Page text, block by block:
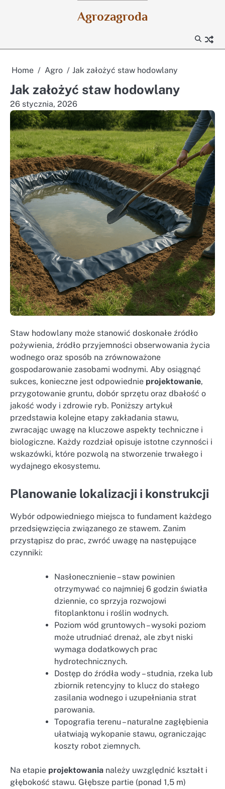
Agrozagroda
Home Agro Jak założyć staw hodowlany
Jak założyć staw hodowlany
26 stycznia, 2026
Staw hodowlany może stanowić doskonałe źródło
pożywienia, źródło przyjemności obserwowania życia
wodnego oraz sposób na zrównoważone
gospodarowanie zasobami wodnymi. Aby osiągnąć
sukces, konieczne jest odpowiednie projektowanie,
przygotowanie gruntu, dobór sprzętu oraz dbałość o
jakość wody i zdrowie ryb. Poniższy artykuł
przedstawia kolejne etapy zakładania stawu,
zwracając uwagę na kluczowe aspekty techniczne i
biologiczne. Każdy rozdział opisuje istotne czynności i
wskazówki, które pozwolą na stworzenie trwałego i
wydajnego ekosystemu.
Planowanie lokalizacji i konstrukcji
Wybór odpowiedniego miejsca to fundament każdego
przedsięwzięcia związanego ze stawem. Zanim
przystąpisz do prac, zwróć uwagę na następujące
czynniki:
Nasłonecznienie – staw powinien
otrzymywać co najmniej 6 godzin światła
dziennie, co sprzyja rozwojowi
fitoplanktonu i roślin wodnych.
Poziom wód gruntowych – wysoki poziom
może utrudniać drenaż, ale zbyt niski
wymaga dodatkowych prac
hydrotechnicznych.
Dostęp do źródła wody – studnia, rzeka lub
zbiornik retencyjny to klucz do stałego
zasilania wodnego i uzupełniania strat
parowania.
Topografia terenu – naturalne zagłębienia
ułatwiają wykopanie stawu, ograniczając
koszty robot ziemnych.
Na etapie projektowania należy uwzględnić kształt i
głębokość stawu. Głębsze partie (ponad 1,5 m)